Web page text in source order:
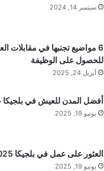
سبتمبر 14, 2024
6 مواضيع تجنبها في مقابلات
للحصول على الوظيفة
أبريل 24, 2025
أفضل المدن للعيش في بلجيكا عام
يونيو 19, 2025
العثور على عمل في بلجيكا 2025 للمهاجرين
يونيو 19, 2025